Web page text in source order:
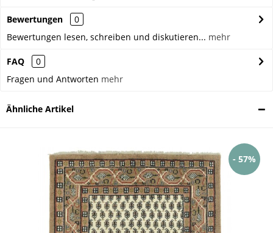
Bewertungen
0
Bewertungen lesen, schreiben und diskutieren... mehr
FAQ
0
Fragen und Antworten mehr
Ähnliche Artikel
- 57%